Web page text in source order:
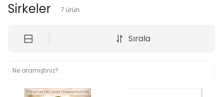
Sirkeler 7 ürün
Sırala